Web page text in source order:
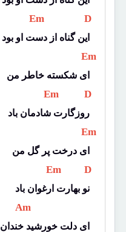
Em D
این گناه از دست او بود
Em
ای شکسته خاطر من
Em D
روزگارت شادمان باد
Em
ای درخت پر گل من
Em D
نو بهارت ارغوان باد
Am
ای دلت خورشید خندان